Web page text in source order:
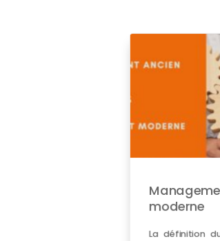
moderne
La définition